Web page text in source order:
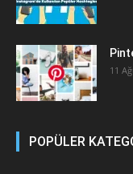
11
POPÜLER